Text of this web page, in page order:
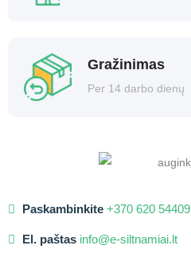
Gražinimas
Per 14 darbo dienų
Paskambinkite +370 620 54409
El. paštas info@e-siltnamiai.lt